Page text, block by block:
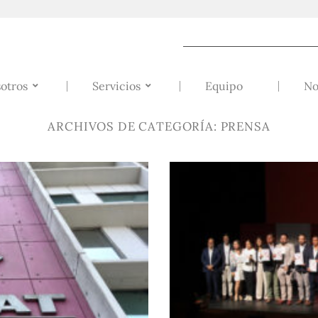
Servicios Equipo
ARCHIVOS DE CATEGORÍA: PRENSA